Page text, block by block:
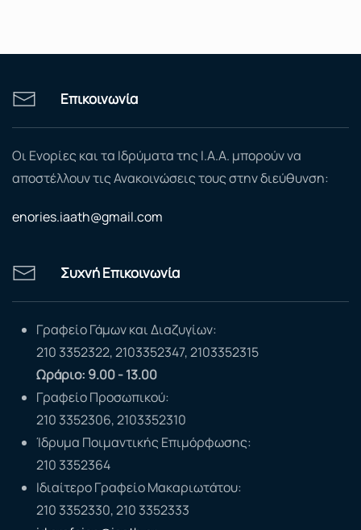
Επικοινωνία
Οι Ενορίες και τα Ιδρύματα της Ι.Α.Α. μπορούν να
αποστέλλουν τις Ανακοινώσεις τους στην διεύθυνση:
enories.iaath@gmail.com
Συχνή Επικοινωνία
Γραφείο Γάμων και Διαζυγίων:
210 3352322, 2103352347, 2103352315
Ωράριο: 9.00 - 13.00
Γραφείο Προσωπικού:
210 3352306, 2103352310
Ίδρυμα Ποιμαντικής Επιμόρφωσης:
210 3352364
Ιδιαίτερο Γραφείο Μακαριωτάτου:
210 3352330, 210 3352333